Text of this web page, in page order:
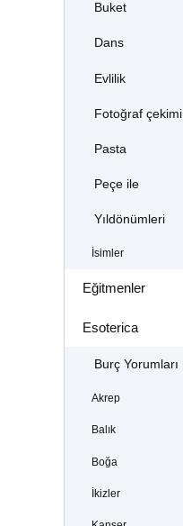
Buket
Dans
Evlilik
Fotoğraf çekimi
Pasta
Peçe ile
Yıldönümleri
İsimler
Eğitmenler
Esoterica
Burç Yorumları
Akrep
Balık
Boğa
İkizler